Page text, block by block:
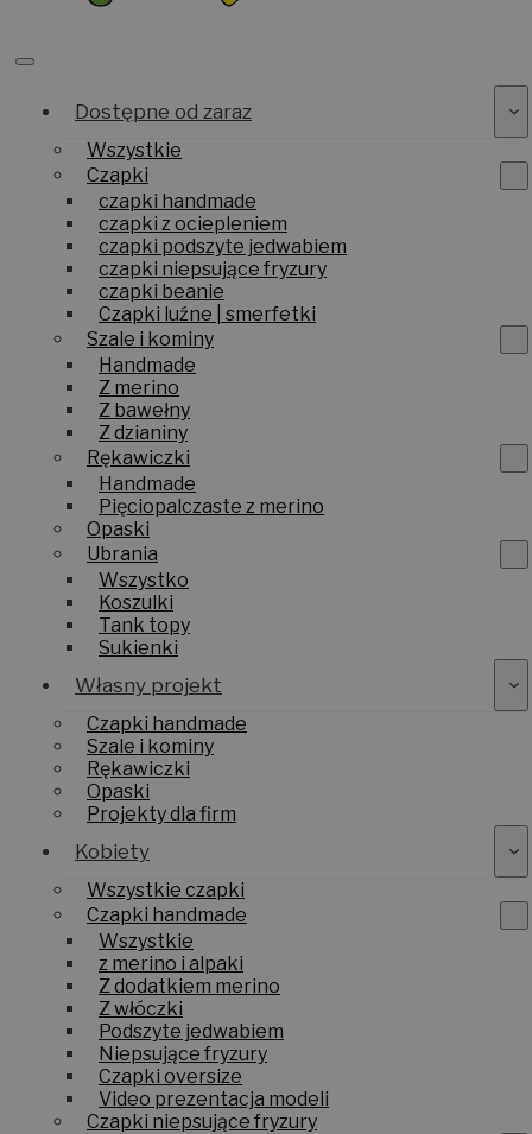
Dostępne od zaraz
Wszystkie
Czapki
czapki handmade
czapki z ociepleniem
czapki podszyte jedwabiem
czapki niepsujące fryzury
czapki beanie
Czapki luźne | smerfetki
Szale i kominy
Handmade
Z merino
Z bawełny
Z dzianiny
Rękawiczki
Handmade
Pięciopalczaste z merino
Opaski
Ubrania
Wszystko
Koszulki
Tank topy
Sukienki
Własny projekt
Czapki handmade
Szale i kominy
Rękawiczki
Opaski
Projekty dla firm
Kobiety
Wszystkie czapki
Czapki handmade
Wszystkie
z merino i alpaki
Z dodatkiem merino
Z włóczki
Podszyte jedwabiem
Niepsujące fryzury
Czapki oversize
Video prezentacja modeli
Czapki niepsujące fryzury